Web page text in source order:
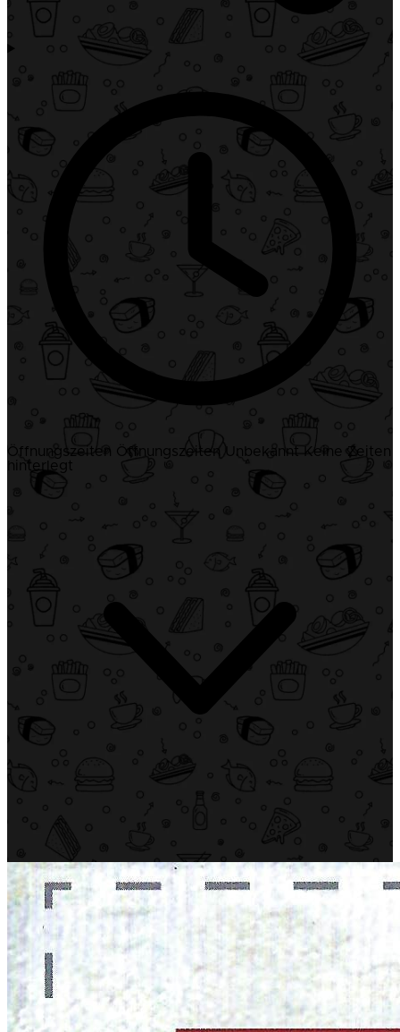
Öffnungszeiten Öffnungszeiten Unbekannt
Keine Zeiten
hinterlegt